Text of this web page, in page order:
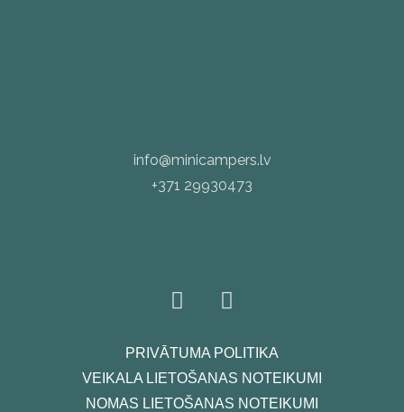
info@minicampers.lv
+371 29930473
PRIVĀTUMA POLITIKA
VEIKALA LIETOŠANAS NOTEIKUMI
NOMAS LIETOŠANAS NOTEIKUMI